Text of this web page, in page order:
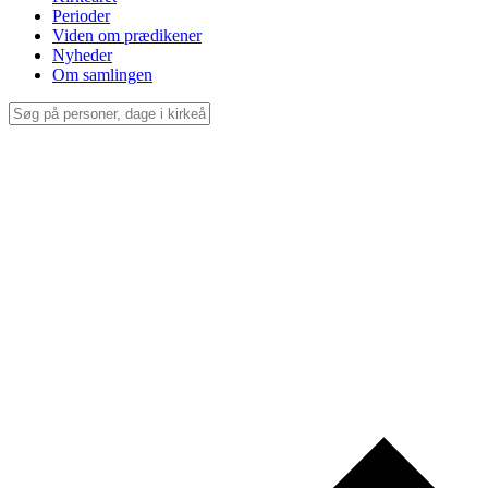
Perioder
Viden om prædikener
Nyheder
Om samlingen